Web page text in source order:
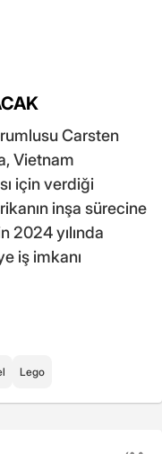
Carsten
Vietnam
için verdiği
inşa sürecine
2024 yılında
iş imkanı
Lego